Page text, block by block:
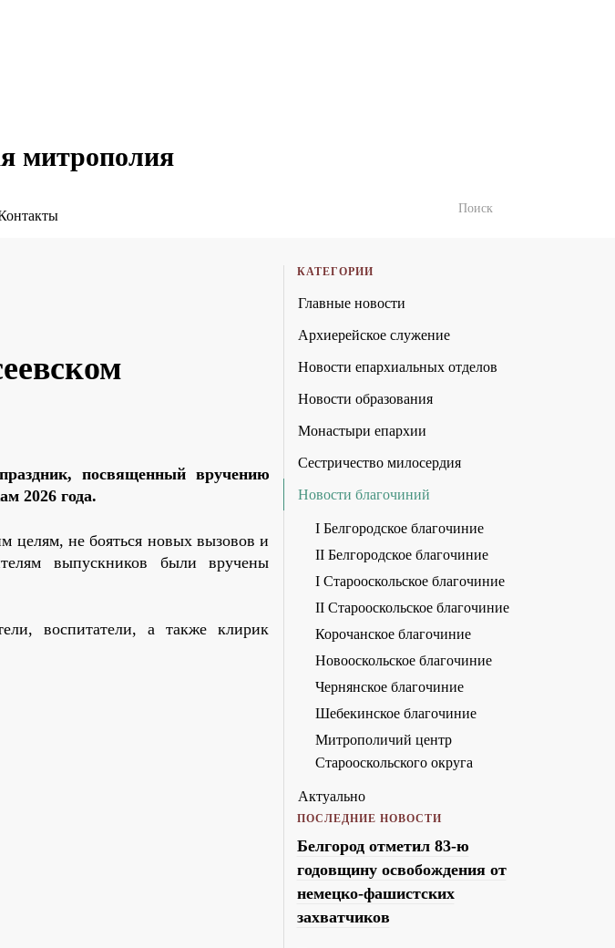
посвященный вручению
2026 года.
целям, не бояться новых вызовов и
выпускников были вручены
воспитатели, а также клирик
КАТЕГОРИИ
Главные новости
Архиерейское служение
Новости епархиальных отделов
Новости образования
Монастыри епархии
Сестричество милосердия
Новости благочиний
I Белгородское благочиние
II Белгородское благочиние
I Старооскольское благочиние
II Старооскольское благочиние
Корочанское благочиние
Новооскольское благочиние
Чернянское благочиние
Шебекинское благочиние
Митрополичий центр
Старооскольского округа
Актуально
ПОСЛЕДНИЕ НОВОСТИ
Белгород отметил 83-ю
годовщину освобождения от
немецко-фашистских
захватчиков